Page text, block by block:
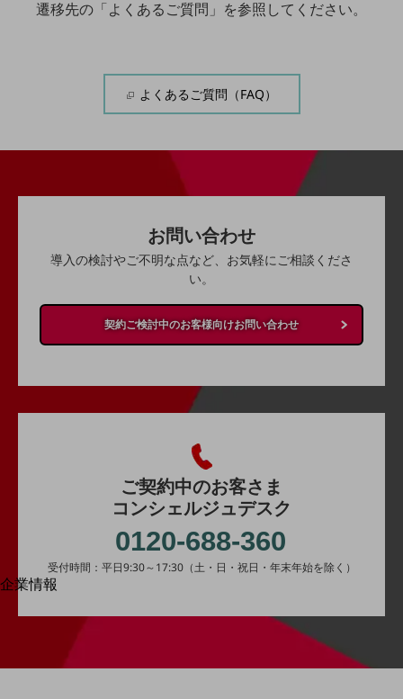
セキュリティ
業界から見つけるTOP
ビジネスお悩み診断
NTTドコモビジネス
オンラインショップ
相談・申し込みができるバーチャルショップ
法人向けモバイルトップ
100回線以上のお問い合わせ・お見積りはこちら
別ウィンドウで開きます
企業情報
組織
遷移先の「よくあるご質問」を参照してください。
よくあるご質問（FAQ）
お問い合わせ
導入の検討やご不明な点など、お気軽にご相談くださ
い。
契約ご検討中のお客様向けお問い合わせ
ご契約中のお客さま
コンシェルジュデスク
0120-688-360
受付時間：平日9:30～17:30（土・日・祝日・年末年始を除く）